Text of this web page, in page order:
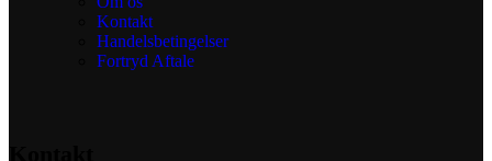
Kontakt
Handelsbetingelser
Fortryd Aftale